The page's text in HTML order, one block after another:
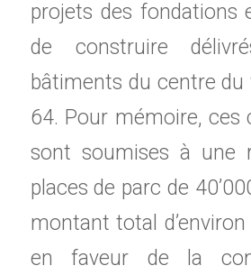
projets des fondations
de construire
bâtiments du centre du
64. Pour mémoire, ces
sont soumises à une
places de parc de
montant total d’environ
en faveur de la